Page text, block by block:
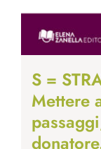
S =
Mettere